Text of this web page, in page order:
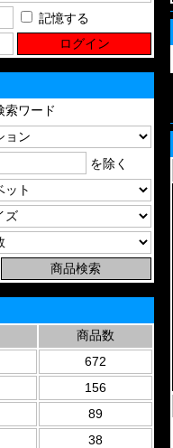
記憶する
索ワード
を除く
商品数
672
156
89
38